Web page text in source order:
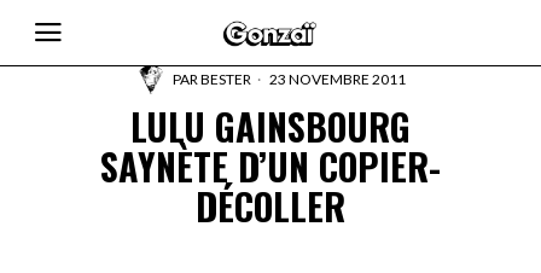
PARBESTER 23 NOVEMBRE 2011
LULU GAINSBOURG
SAYNÈTE D’UN COPIER-
DÉCOLLER